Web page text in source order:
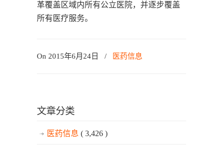
革覆盖区域内所有公立医院，并逐步覆盖
所有医疗服务。
On 2015年6月24日 / 医药信息
文章分类
医药信息 ( 3,426 )